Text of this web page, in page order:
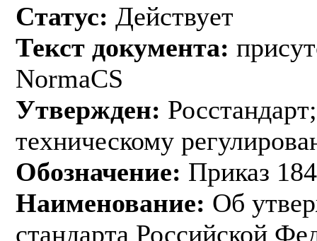
Статус: Действует
Текст документа:
NormaCS
Утвержден:
техническому
Обозначение: Приказ
Наименование: Об
стандарта Российской